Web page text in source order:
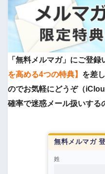
「無料メルマガ」にご登録
を高める4つの特典】 を差
のでお気軽にどうぞ（
確率で迷惑メール扱いする
無料メルマガ
姓